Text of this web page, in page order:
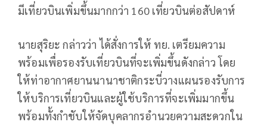
มีเที่ยวบินเพิ่มขึ้นมากกว่า 160 เที่ยวบินต่อสัปดาห์
นายสุริยะ กล่าวว่า ได้สั่งการให้ ทย. เตรียมความ
พร้อมเพื่อรองรับเที่ยวบินที่จะเพิ่มขึ้นดังกล่าว โดย
ให้ท่าอากาศยานนานาชาติกระบี่วางแผนรองรับการ
ให้บริการเที่ยวบินและผู้ใช้บริการที่จะเพิ่มมากขึ้น
พร้อมทั้งกำชับให้จัดบุคลากรอำนวยความสะดวกใน